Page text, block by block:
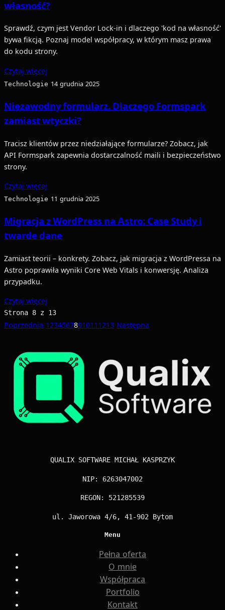
własność?
Sprawdź, czym jest Vendor Lock-in i dlaczego 'kod na własność'
bywa fikcją. Poznaj model współpracy, w którym masz prawa
do kodu strony.
Czytaj więcej
Technologie 14 grudnia 2025
Niezawodny formularz. Dlaczego Formspark
zamiast wtyczki?
Tracisz klientów przez niedziałające formularze? Zobacz, jak
API Formspark zapewnia dostarczalność maili i bezpieczeństwo
strony.
Czytaj więcej
Technologie 11 grudnia 2025
Migracja z WordPress na Astro: Case Study i
twarde dane
Zamiast teorii – konkrety. Zobacz, jak migracja z WordPressa na
Astro poprawiła wyniki Core Web Vitals i konwersję. Analiza
przypadku.
Czytaj więcej
Strona 8 z 13
Poprzednia 12345678910111213 Następna
QUALIX SOFTWARE MICHAŁ KASPRZYK
NIP: 6263047002
REGON: 521285539
ul. Jaworowa 4/6, 41-902 Bytom
Menu
Pełna oferta
O mnie
Współpraca
Portfolio
Kontakt